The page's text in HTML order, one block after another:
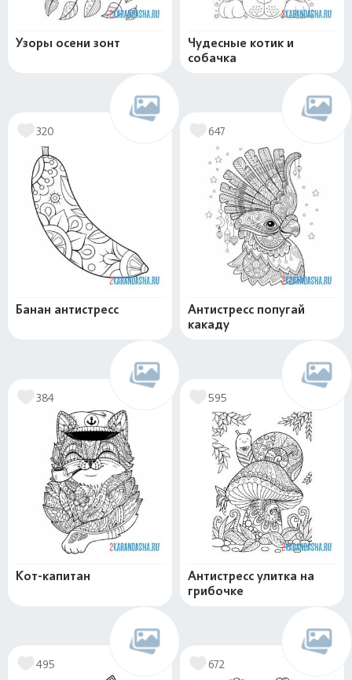
Узоры осени зонт
Чудесные котик и
собачка
320
Банан антистресс
647
Антистресс попугай
какаду
384
Кот-капитан
595
Антистресс улитка на
грибочке
495 672